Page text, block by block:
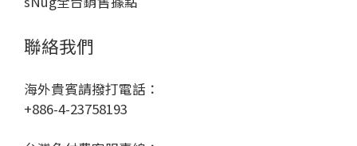
聯絡我們
海外貴賓請撥打電話：
+886-4-23758193